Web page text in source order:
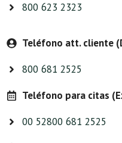
800 623 2323
Teléfono att. cliente
800 681 2525
Teléfono para citas
00 52800 681 2525